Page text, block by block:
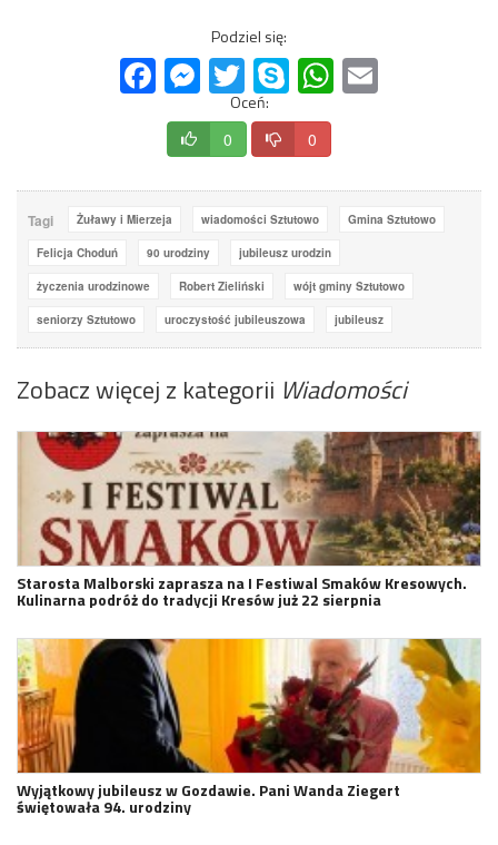
Podziel się:
FacebookMessenger
Twitter Skype WhatsApp
Oceń:
0 0
Tagi Żuławy i Mierzeja wiadomości Sztutowo Gmina Sztutowo
Felicja Choduń 90 urodziny jubileusz urodzin
życzenia urodzinowe Robert Zieliński wójt gminy Sztutowo
seniorzy Sztutowo uroczystość jubileuszowa jubileusz
Zobacz więcej z kategorii Wiadomości
Starosta Malborski zaprasza na I Festiwal Smaków Kresowych.
Kulinarna podróż do tradycji Kresów już 22 sierpnia
Wyjątkowy jubileusz w Gozdawie. Pani Wanda Ziegert
świętowała 94. urodziny